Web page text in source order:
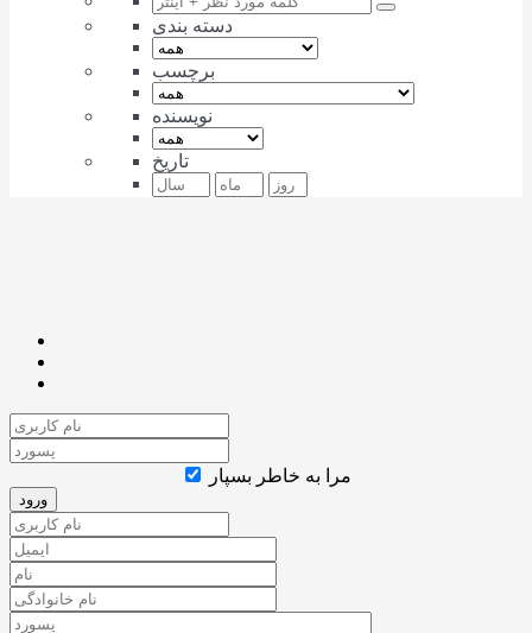
دسته بندی
برچسب
نویسنده
تاریخ
مرا به خاطر بسپار